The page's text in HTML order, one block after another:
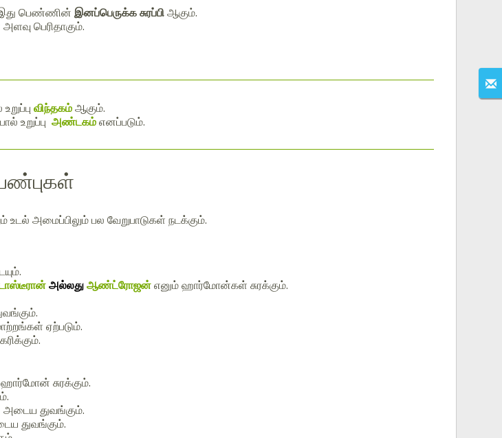
இது பெண்ணின் இனப்பெருக்க சுரப்பிஆகும்.
பெரிதாகும்.
விந்தகம்ஆகும்.
உறுப்பு அண்டகம்எனப்படும்.
உடல் அமைப்பிலும் பல வேறுபாடுகள் நடக்கும்.
அல்லதுஆண்ட்ரோஜன்எனும் ஹார்மோன்கள் சுரக்கும்.
ஏற்படும்.
சுரக்கும்.
அடைய துவங்கும்.
துவங்கும்.